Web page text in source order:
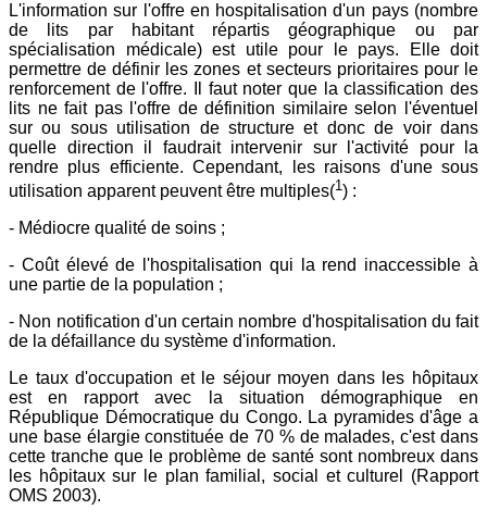
L'information sur l'offre en hospitalisation d'un pays (nombre
de lits par habitant répartis géographique ou par
spécialisation médicale) est utile pour le pays. Elle doit
permettre de définir les zones et secteurs prioritaires pour le
renforcement de l'offre. Il faut noter que la classification des
lits ne fait pas l'offre de définition similaire selon l'éventuel
sur ou sous utilisation de structure et donc de voir dans
quelle direction il faudrait intervenir sur l'activité pour la
rendre plus efficiente. Cependant, les raisons d'une sous
utilisation apparent peuvent être multiples(1) :
- Médiocre qualité de soins ;
- Coût élevé de l'hospitalisation qui la rend inaccessible à
une partie de la population ;
- Non notification d'un certain nombre d'hospitalisation du fait
de la défaillance du système d'information.
Le taux d'occupation et le séjour moyen dans les hôpitaux
est en rapport avec la situation démographique en
République Démocratique du Congo. La pyramides d'âge a
une base élargie constituée de 70 % de malades, c'est dans
cette tranche que le problème de santé sont nombreux dans
les hôpitaux sur le plan familial, social et culturel (Rapport
OMS 2003).